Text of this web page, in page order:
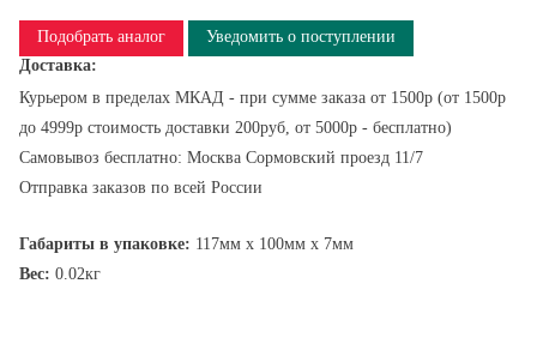
Подобрать аналог
Уведомить о поступлении
Доставка:
Курьером в пределах МКАД - при сумме заказа от 1500р (от 1500р
до 4999р стоимость доставки 200руб, от 5000р - бесплатно)
Самовывоз бесплатно: Москва Сормовский проезд 11/7
Отправка заказов по всей России
Габариты в упаковке: 117мм x 100мм x 7мм
Вес: 0.02кг